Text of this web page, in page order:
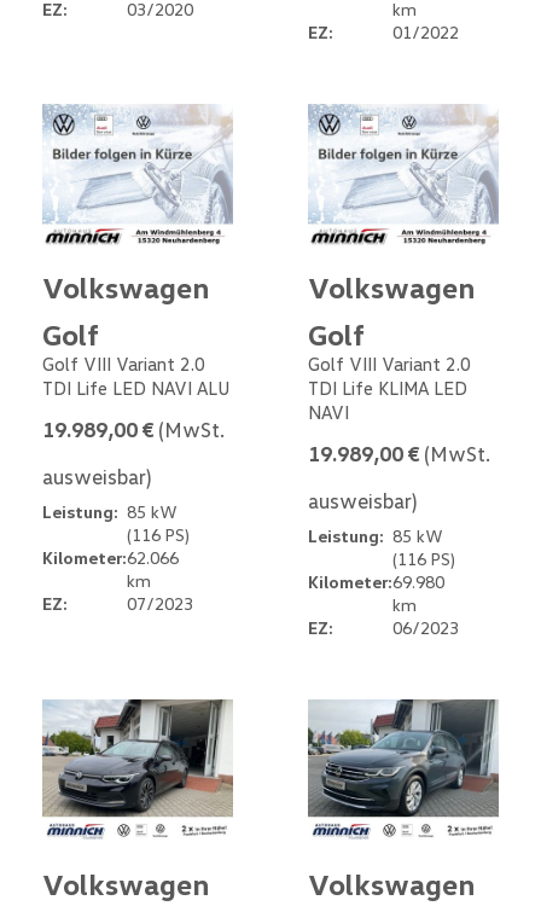
EZ:
03/2020
km
EZ:
01/2022
Volkswagen
Golf
Golf VIII Variant 2.0
TDI Life LED NAVI ALU
19.989,00 € (MwSt.
ausweisbar)
Leistung: 85 kW
(116 PS)
Kilometer:62.066
km
EZ:
07/2023
Volkswagen
Golf
Golf VIII Variant 2.0
TDI Life KLIMA LED
NAVI
19.989,00 € (MwSt.
ausweisbar)
Leistung: 85 kW
(116 PS)
Kilometer:69.980
km
EZ:
06/2023
Volkswagen
Volkswagen